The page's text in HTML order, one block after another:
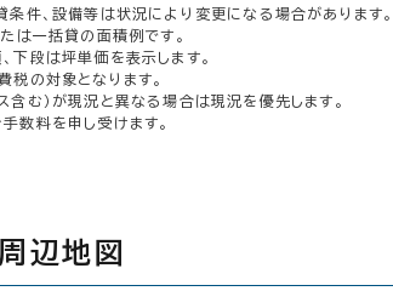
件、設備等は状況により変更になる場合があります。
は一括貸の面積例です。
下段は坪単価を表示します。
の対象となります。
む）が現況と異なる場合は現況を優先します。
数料を申し受けます。
辺地図